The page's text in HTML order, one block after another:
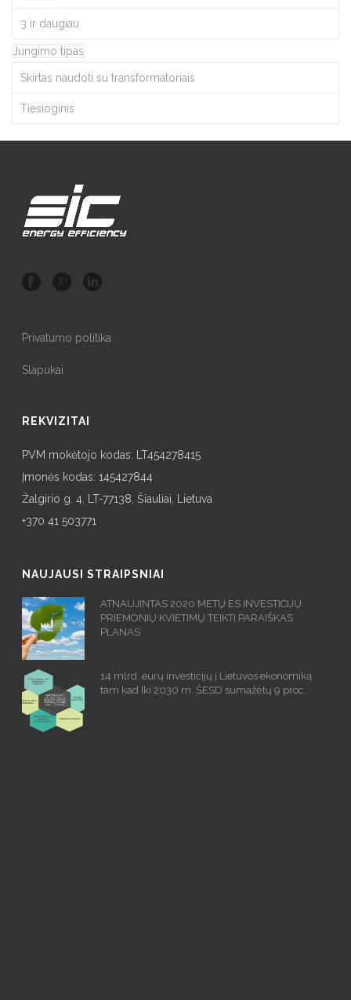
3 ir daugiau
Jungimo tipas
Skirtas naudoti su transformatoriais
Tiesioginis
Privatumo politika
Slapukai
REKVIZITAI
PVM mokėtojo kodas: LT454278415
Įmonės kodas: 145427844
Žalgirio g. 4, LT-77138, Šiauliai, Lietuva
+370 41 503771
NAUJAUSI STRAIPSNIAI
ATNAUJINTAS 2020 METŲ ES INVESTICIJŲ
PRIEMONIŲ KVIETIMŲ TEIKTI PARAIŠKAS
PLANAS
14 mlrd. eurų investicijų į Lietuvos ekonomiką
tam kad Iki 2030 m. ŠESD sumažėtų 9 proc.